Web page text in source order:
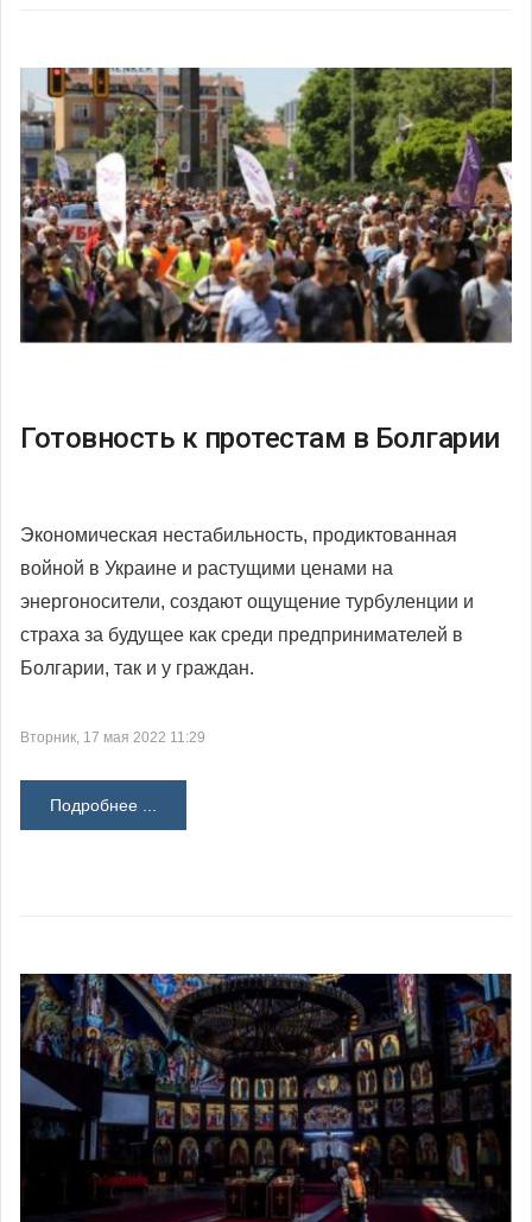
Готовность к протестам в Болгарии
Экономическая нестабильность, продиктованная
войной в Украине и растущими ценами на
энергоносители, создают ощущение турбуленции и
страха за будущее как среди предпринимателей в
Болгарии, так и у граждан.
Вторник, 17 мая 2022 11:29
Подробнее ...